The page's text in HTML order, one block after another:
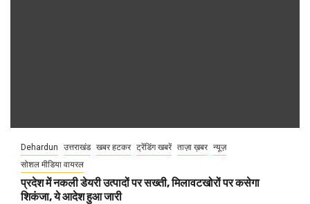
Dehardun उत्तराखंड खबर हटकर ट्रेंडिंग खबरें ताज़ा ख़बर न्यूज़
सोशल मीडिया वायरल
प्रदेश में नकली डेयरी उत्पादों पर सख्ती, मिलावटखोरों पर कसेगा
शिकंजा, ये आदेश हुआ जारी